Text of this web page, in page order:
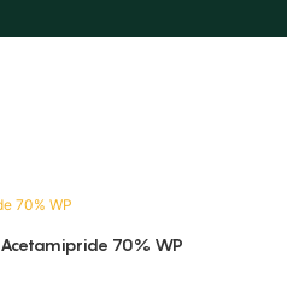
Acetamipride 70% WP